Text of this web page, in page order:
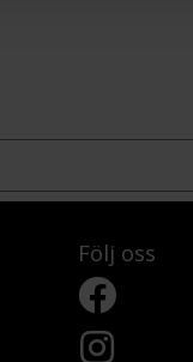
Följ oss